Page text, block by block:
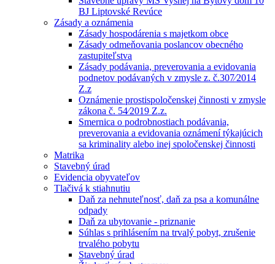
BJ Liptovské Revúce
Zásady a oznámenia
Zásady hospodárenia s majetkom obce
Zásady odmeňovania poslancov obecného
zastupiteľstva
Zásady podávania, preverovania a evidovania
podnetov podávaných v zmysle z. č.307⁄2014
Z.z
Oznámenie prostispoločenskej činnosti v zmysle
zákona č. 54⁄2019 Z.z.
Smernica o podrobnostiach podávania,
preverovania a evidovania oznámení týkajúcich
sa kriminality alebo inej spoločenskej činnosti
Matrika
Stavebný úrad
Evidencia obyvateľov
Tlačivá k stiahnutiu
Daň za nehnuteľnosť, daň za psa a komunálne
odpady
Daň za ubytovanie - priznanie
Súhlas s prihlásením na trvalý pobyt, zrušenie
trvalého pobytu
Stavebný úrad